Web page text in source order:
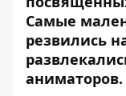
Самые
резвились
аниматоров.